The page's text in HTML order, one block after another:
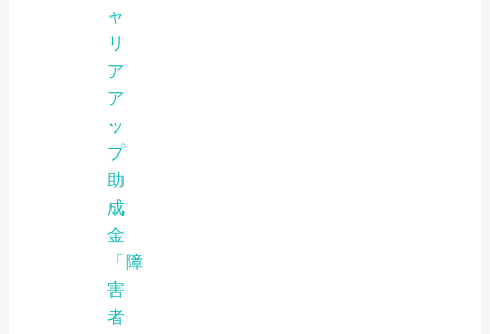
ャ
リ
ア
ア
ッ
プ
助
成
金
「障
害
者